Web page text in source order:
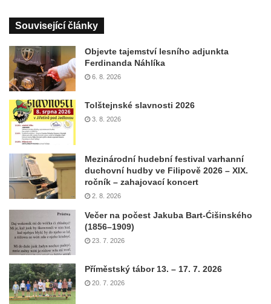
Související články
Objevte tajemství lesního adjunkta
Ferdinanda Náhlíka
6. 8. 2026
Tolštejnské slavnosti 2026
3. 8. 2026
Mezinárodní hudební festival varhanní
duchovní hudby ve Filipově 2026 – XIX.
ročník – zahajovací koncert
2. 8. 2026
Večer na počest Jakuba Bart-Ćišinského
(1856–1909)
23. 7. 2026
Příměstský tábor 13. – 17. 7. 2026
20. 7. 2026